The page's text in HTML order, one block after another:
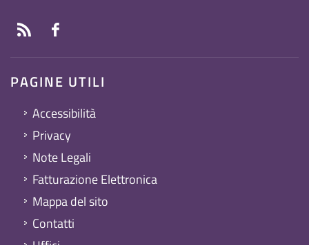
PAGINE UTILI
Accessibilità
Privacy
Note Legali
Fatturazione Elettronica
Mappa del sito
Contatti